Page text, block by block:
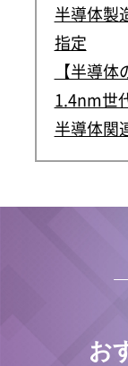
半導体製
指定
【半導
1.4nm世
半導体関
お